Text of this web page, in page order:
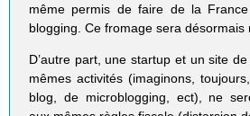
même permis de faire de la
blogging. Ce fromage sera désormais
D’autre part, une startup et un site
mêmes activités (imaginons,
blog, de microblogging, ect), ne